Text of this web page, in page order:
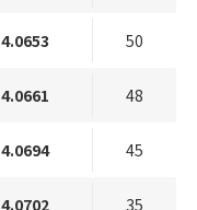
4.0653 50
4.0661 48
4.0694 45
4.0702 35